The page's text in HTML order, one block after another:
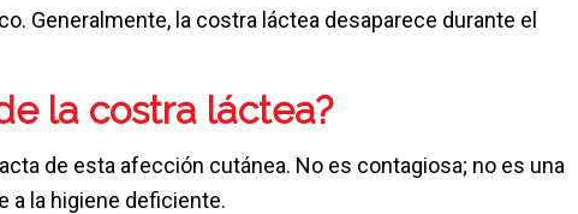
Generalmente, la costra láctea desaparece durante el
la costra láctea?
de esta afección cutánea. No es contagiosa; no es una
a la higiene deficiente.